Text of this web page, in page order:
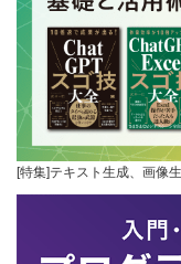
[特集]テキスト生成、画像